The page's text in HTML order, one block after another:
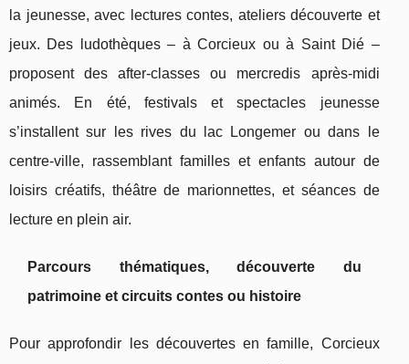
la jeunesse, avec lectures contes, ateliers découverte et
jeux. Des ludothèques – à Corcieux ou à Saint Dié –
proposent des after-classes ou mercredis après-midi
animés. En été, festivals et spectacles jeunesse
s’installent sur les rives du lac Longemer ou dans le
centre-ville, rassemblant familles et enfants autour de
loisirs créatifs, théâtre de marionnettes, et séances de
lecture en plein air.
Parcours thématiques, découverte du
patrimoine et circuits contes ou histoire
Pour approfondir les découvertes en famille, Corcieux